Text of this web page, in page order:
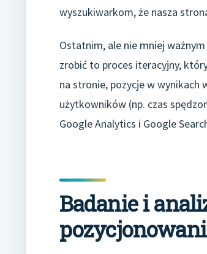
wyszukiwarkom, że nasza
Ostatnim, ale nie mniej
zrobić to proces iteracyjny,
na stronie, pozycje w wynikach
użytkowników (np. czas
Google Analytics i Google
Badanie i